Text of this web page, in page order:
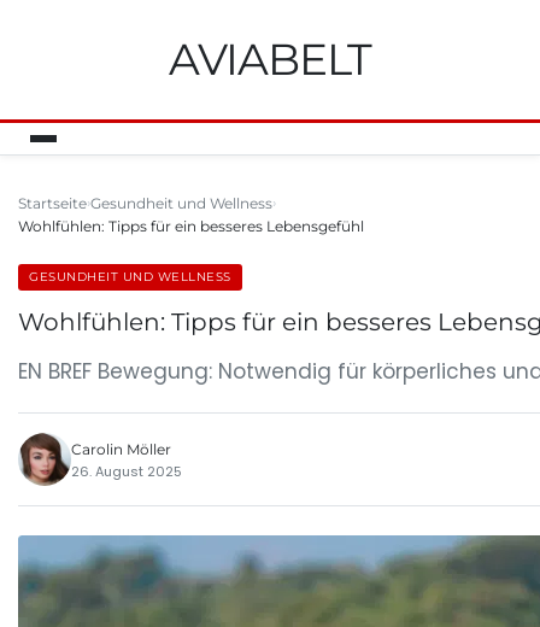
AVIABELT
Startseite Gesundheit und Wellness
Wohlfühlen: Tipps für ein besseres Lebensgefühl
GESUNDHEIT UND WELLNESS
Wohlfühlen: Tipps für ein besseres
EN BREF Bewegung: Notwendig für körperliches
Carolin Möller
26. August 2025